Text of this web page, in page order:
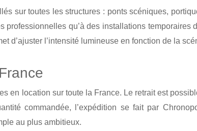
sur toutes les structures : ponts scéniques,
professionnelles qu’à des installations
d’ajuster l’intensité lumineuse en fonction de la
en location sur toute la France. Le retrait est
commandée, l’expédition se fait par
au plus ambitieux.